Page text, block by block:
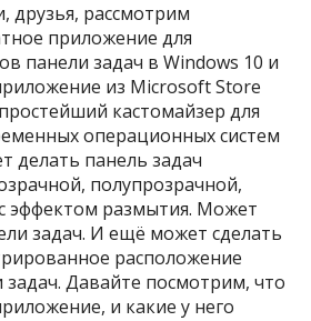
друзья, рассмотрим
приложение для
панели задач в Windows 10 и
из Microsoft Store
кастомайзер для
операционных систем
делать панель задач
полупрозрачной,
эффектом размытия. Может
задач. И ещё может сделать
расположение
задач. Давайте посмотрим, что
и какие у него